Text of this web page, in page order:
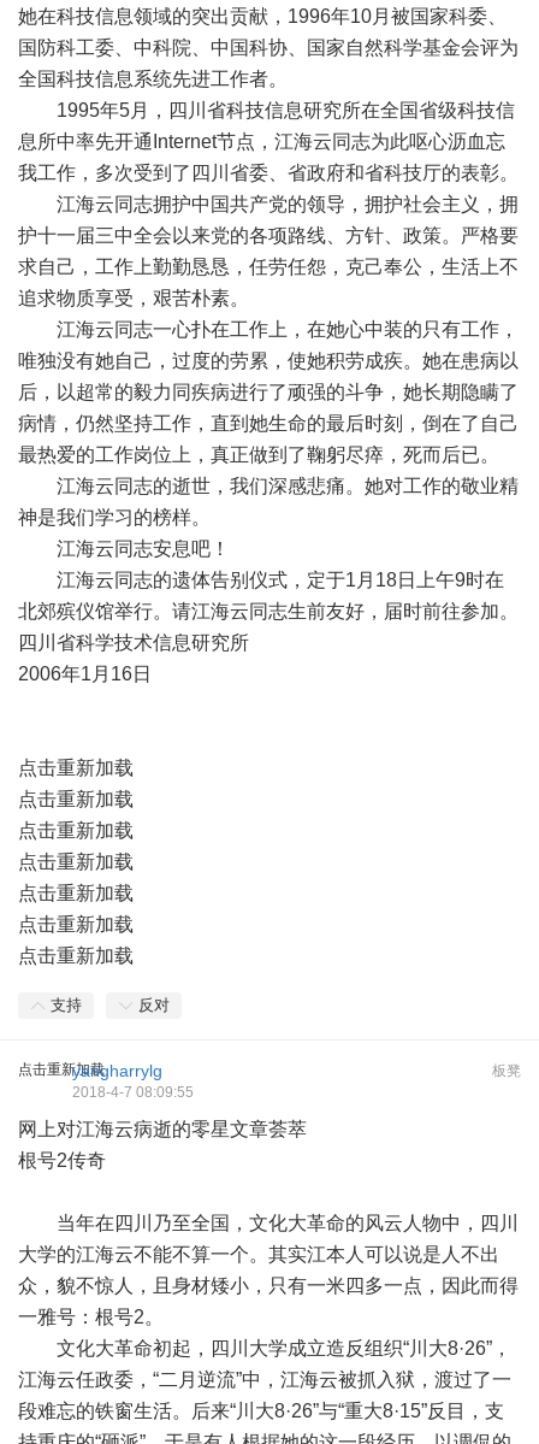
她在科技信息领域的突出贡献，1996年10月被国家科委、
国防科工委、中科院、中国科协、国家自然科学基金会评为
全国科技信息系统先进工作者。
1995年5月，四川省科技信息研究所在全国省级科技信
息所中率先开通Internet节点，江海云同志为此呕心沥血忘
我工作，多次受到了四川省委、省政府和省科技厅的表彰。
江海云同志拥护中国共产党的领导，拥护社会主义，拥
护十一届三中全会以来党的各项路线、方针、政策。严格要
求自己，工作上勤勤恳恳，任劳任怨，克己奉公，生活上不
追求物质享受，艰苦朴素。
江海云同志一心扑在工作上，在她心中装的只有工作，
唯独没有她自己，过度的劳累，使她积劳成疾。她在患病以
后，以超常的毅力同疾病进行了顽强的斗争，她长期隐瞒了
病情，仍然坚持工作，直到她生命的最后时刻，倒在了自己
最热爱的工作岗位上，真正做到了鞠躬尽瘁，死而后已。
江海云同志的逝世，我们深感悲痛。她对工作的敬业精
神是我们学习的榜样。
江海云同志安息吧！
江海云同志的遗体告别仪式，定于1月18日上午9时在
北郊殡仪馆举行。请江海云同志生前友好，届时前往参加。
四川省科学技术信息研究所
2006年1月16日
点击重新加载
点击重新加载
点击重新加载
点击重新加载
点击重新加载
点击重新加载
点击重新加载
支持 反对
点击重新加载 板凳
yangharrylg
2018-4-7 08:09:55
网上对江海云病逝的零星文章荟萃
根号2传奇
当年在四川乃至全国，文化大革命的风云人物中，四川
大学的江海云不能不算一个。其实江本人可以说是人不出
众，貌不惊人，且身材矮小，只有一米四多一点，因此而得
一雅号：根号2。
文化大革命初起，四川大学成立造反组织“川大8·26”，
江海云任政委，“二月逆流”中，江海云被抓入狱，渡过了一
段难忘的铁窗生活。后来“川大8·26”与“重大8·15”反目，支